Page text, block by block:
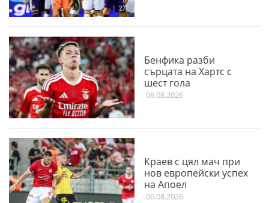
Бенфика разби
сърцата на Хартс с
шест гола
06.08.2026
Краев с цял мач при
нов европейски успех
на Апоел
06.08.2026